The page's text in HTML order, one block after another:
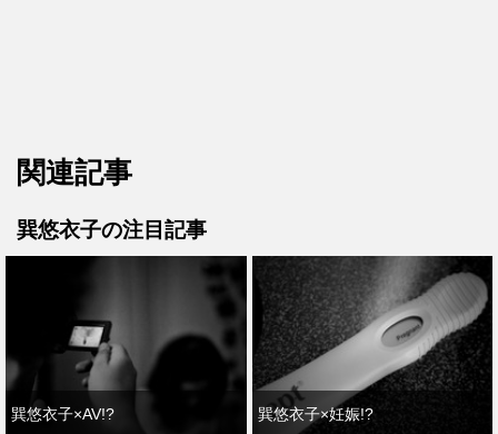
関連記事
巽悠衣子の注目記事
巽悠衣子×AV!? 巽悠衣子×妊娠!?